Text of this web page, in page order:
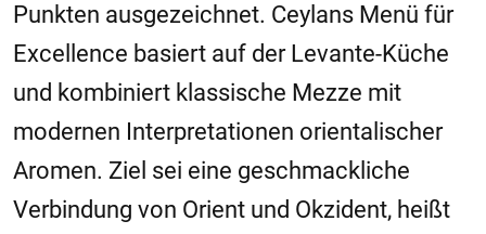
Punkten ausgezeichnet. Ceylans Menü für
Excellence basiert auf der Levante-Küche
und kombiniert klassische Mezze mit
modernen Interpretationen orientalischer
Aromen. Ziel sei eine geschmackliche
Verbindung von Orient und Okzident, heißt